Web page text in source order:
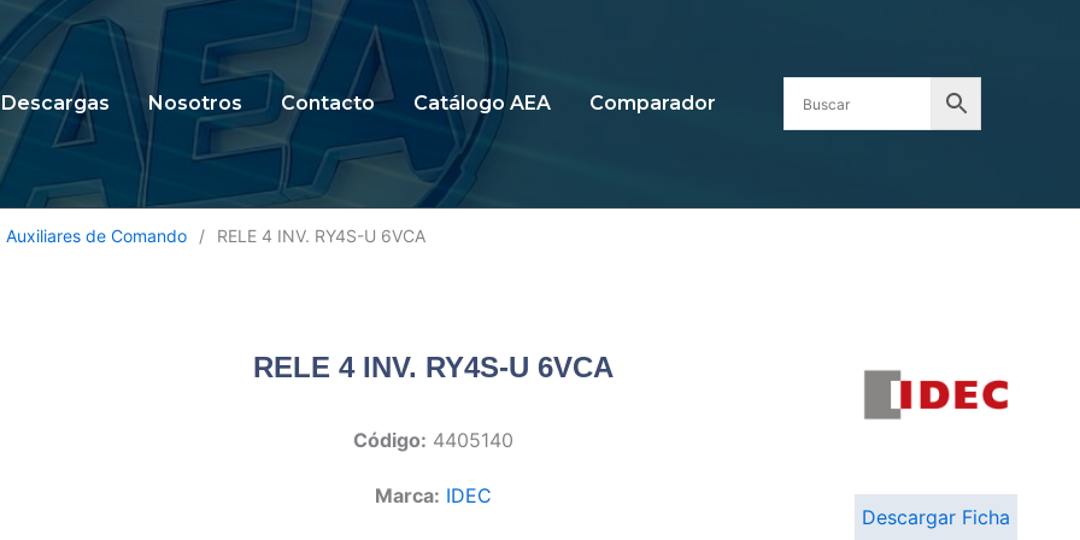
Descargas Nosotros Contacto Catálogo AEA Comparador
Auxiliares de Comando / RELE 4 INV. RY4S-U 6VCA
RELE 4 INV. RY4S-U 6VCA
Código: 4405140
Marca: IDEC
Descargar Ficha